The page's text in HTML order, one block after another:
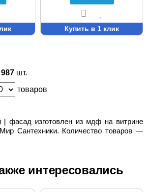
Купить в 1 клик
987 шт.
товаров
| фасад изготовлен из мдф на витрине
Мир Сантехники. Количество товаров —
интересовались